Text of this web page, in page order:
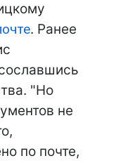
. Ранее
"Но
не
по почте,